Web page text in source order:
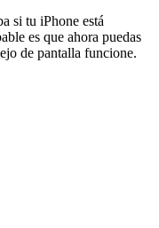
si tu iPhone está
es que ahora puedas
de pantalla funcione.